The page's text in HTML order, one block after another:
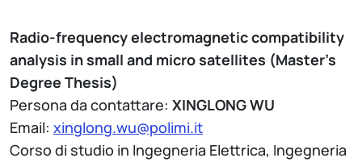
Radio-frequency electromagnetic compatibility
analysis in small and micro satellites (Master's
Degree Thesis)
Persona da contattare: XINGLONG WU
Email: xinglong.wu@polimi.it
Corso di studio in Ingegneria Elettrica, Ingegneria